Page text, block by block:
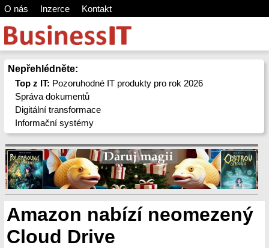
O nás Inzerce Kontakt
Nepřehlédněte:
Top z IT: Pozoruhodné IT produkty pro rok 2026
Správa dokumentů
Digitální transformace
Informační systémy
Amazon nabízí neomezený
Cloud Drive